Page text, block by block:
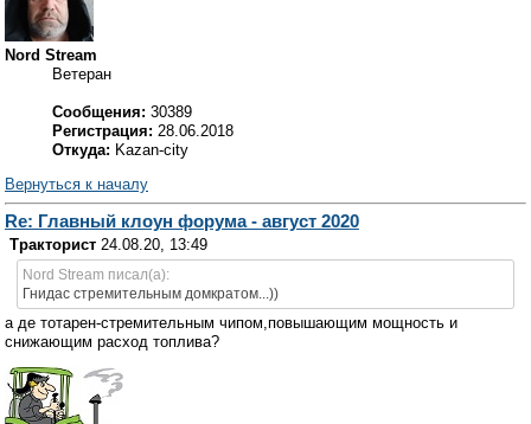
Nord Stream
Ветеран
Сообщения: 30389
Регистрация: 28.06.2018
Откуда: Kazan-city
Вернуться к началу
Re: Главный клоун форума - август 2020
Тракторист 24.08.20, 13:49
Nord Stream писал(а):
Гнидас стремительным домкратом...))
а де тотарен-стремительным чипом,повышающим мощность и
снижающим расход топлива?